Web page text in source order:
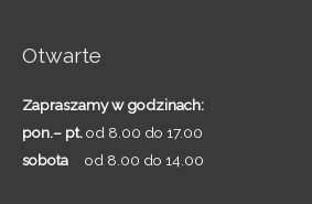
Otwarte
Zapraszamy w godzinach:
pon.– pt.od 8.00 do 17.00
sobota od 8.00 do 14.00